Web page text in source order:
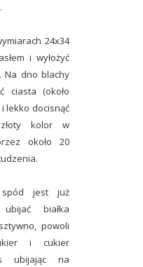
24x34
i wyłożyć
Na dno blachy
ciasta (około
i lekko docisnąć
kolor w
około 20
jest już
białka
powoli
i cukier
ubijając na